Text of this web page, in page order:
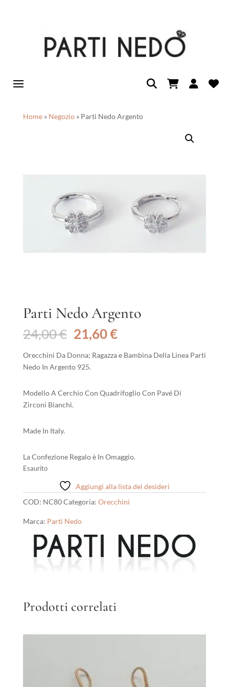
Home» Negozio» Parti Nedo Argento
Parti Nedo Argento
24,00€ Il
prezzo
originale
era:
21,60€Il
attuale
Orecchini Da Donna; Ragazza e Bambina Della Linea Parti
Nedo In Argento 925.
Modello A Cerchio Con Quadrifoglio Con Pavé Di
Zirconi Bianchi.
Made In Italy.
La Confezione Regalo è In Omaggio.
Esaurito
Aggiungi alla lista dei desideri
COD: NC80Categoria: Orecchini
Marca: Parti Nedo
Prodotti correlati